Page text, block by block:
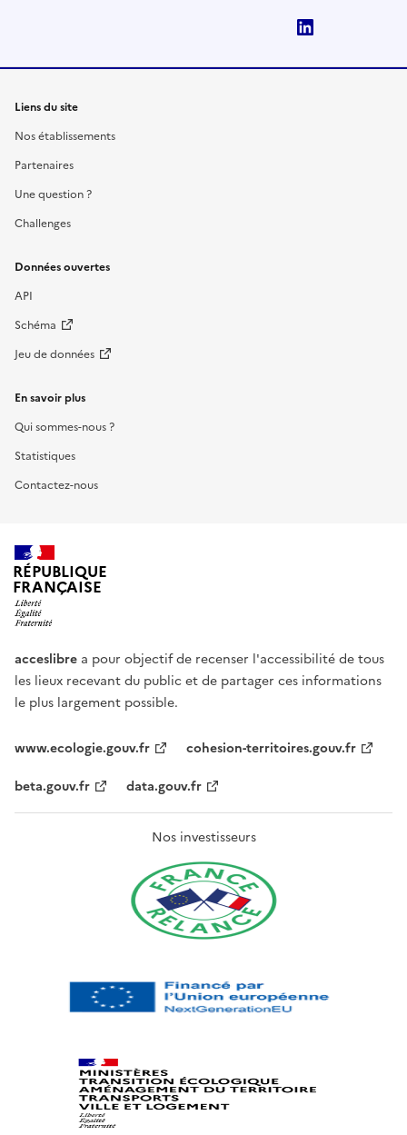
Liens du site
Nos établissements
Partenaires
Une question ?
Challenges
Données ouvertes
API
Schéma
Jeu de données
En savoir plus
Qui sommes-nous ?
Statistiques
Contactez-nous
RÉPUBLIQUE
FRANÇAISE
acceslibre a pour objectif de recenser l'accessibilité de tous
les lieux recevant du public et de partager ces informations
le plus largement possible.
www.ecologie.gouv.fr
cohesion-territoires.gouv.fr
beta.gouv.fr
data.gouv.fr
Nos investisseurs